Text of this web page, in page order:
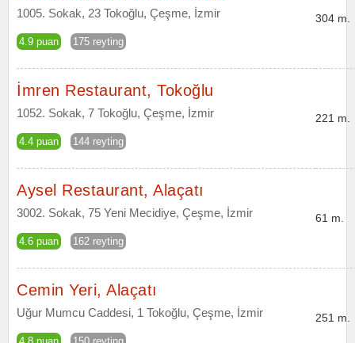
1005. Sokak, 23 Tokoğlu, Çeşme, İzmir
4.9 puan 175 reyting
304 m.
İmren Restaurant, Tokoğlu
1052. Sokak, 7 Tokoğlu, Çeşme, İzmir
4.4 puan 144 reyting
221 m.
Aysel Restaurant, Alaçatı
3002. Sokak, 75 Yeni Mecidiye, Çeşme, İzmir
4.6 puan 162 reyting
61 m.
Cemin Yeri, Alaçatı
Uğur Mumcu Caddesi, 1 Tokoğlu, Çeşme, İzmir 251 m.